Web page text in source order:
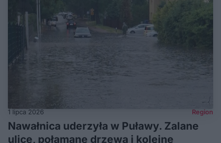
1 lipca 2026 Region
Nawałnica uderzyła w Puławy. Zalane
ulice, połamane drzewa i kolejne